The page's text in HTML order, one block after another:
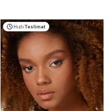
Hızlı Teslimat